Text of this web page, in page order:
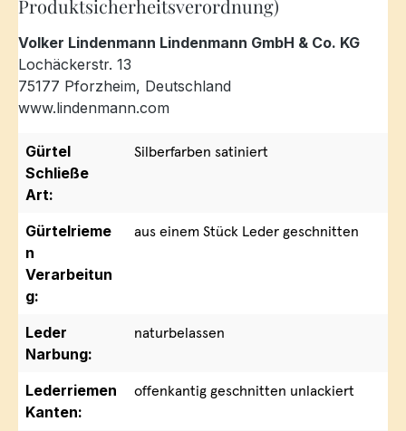
Produktsicherheitsverordnung)
Volker Lindenmann Lindenmann GmbH & Co. KG
Lochäckerstr. 13
75177 Pforzheim, Deutschland
www.lindenmann.com
Gürtel
Schließe
Art:
Silberfarben satiniert
Gürtelrieme
n
Verarbeitun
g:
aus einem Stück Leder geschnitten
Leder
Narbung:
naturbelassen
Lederriemen
Kanten:
offenkantig geschnitten unlackiert